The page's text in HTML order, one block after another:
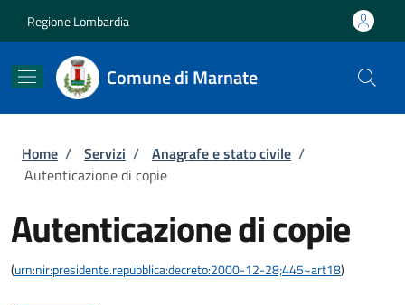
Regione Lombardia
Comune di Marnate
Briciole di pane
Home / Servizi / Anagrafe e stato civile /
Autenticazione di copie
Autenticazione di copie
(urn:nir:presidente.repubblica:decreto:2000-12-28;445~art18)